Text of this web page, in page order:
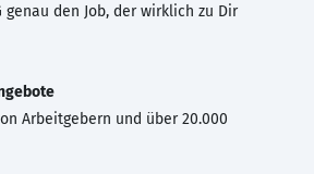
genau den Job, der wirklich zu Dir
Arbeitgebern und über 20.000